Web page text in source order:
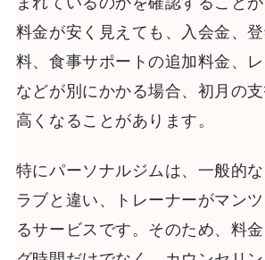
料金が安く見えても、入会金、
料、食事サポートの追加料金、
などが別にかかる場合、初月の
高くなることがあります。
特にパーソナルジムは、一般的
ラブと違い、トレーナーがマン
るサービスです。そのため、料